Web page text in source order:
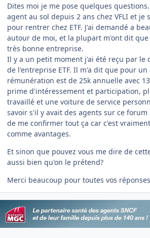
Dites moi je me pose quelques
agent au sol depuis 2 ans chez VFLI et je
pour rentrer chez ETF. J'ai demandé a
autour de moi, et la plupart m'ont dit
très bonne entreprise.
Il y a un petit moment j'ai été reçu par le
de l'entreprise ETF. Il m'a dit que pour un
rémunération est de 25k annuelle avec
prime d'intéressement et participation,
travaillé et une voiture de service
savoir s'il y avait des agents sur ce
de me confirmer tout ça car c'est
comme avantages.
Et sinon que pouvez vous me dire de
aussi bien qu'on le prétend?
Merci beaucoup pour toutes vos